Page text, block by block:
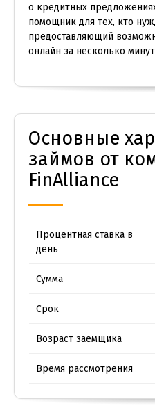
о кредитных
помощник для тех, кто
предоставляющий
онлайн за несколько
Основные
займов от
FinAlliance
Процентная ставка в
день
Сумма
Срок
Возраст заемщика
Время рассмотрения